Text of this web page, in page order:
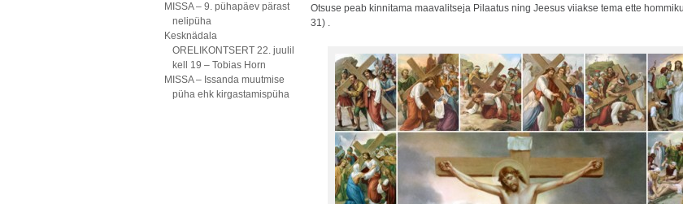
MISSA – 9. pühapäev pärast
nelipüha
Kesknädala
ORELIKONTSERT 22. juulil
kell 19 – Tobias Horn
MISSA – Issanda muutmise
püha ehk kirgastamispüha
Otsuse peab kinnitama maavalitseja Pilaatus ning Jeesus viiakse tema ette
31) .